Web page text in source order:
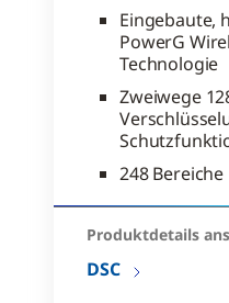
Eingebaute,
PowerG
Technologie
Zweiwege
248 Bereiche
Produktdetails
DSC